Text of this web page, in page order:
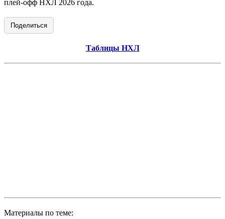
плей-офф НХЛ 2026 года.
Поделиться
Таблицы НХЛ
Материалы по теме: